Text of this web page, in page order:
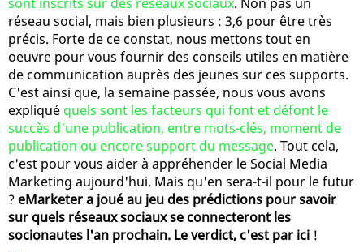
réseau social, mais bien plusieurs : 3,6 pour être très
précis. Forte de ce constat, nous mettons tout en
oeuvre pour vous fournir des conseils utiles en matière
de communication auprès des jeunes sur ces supports.
C'est ainsi que, la semaine passée, nous vous avons
expliqué quels sont les facteurs qui font et défont le
succès d'une publication, entre mots-clés, moment de
publication ou encore support du message. Tout cela,
c'est pour vous aider à appréhender le Social Media
Marketing aujourd'hui. Mais qu'en sera-t-il pour le futur
? eMarketer a joué au jeu des prédictions pour savoir
sur quels réseaux sociaux se connecteront les
socionautes l'an prochain. Le verdict, c'est par ici !